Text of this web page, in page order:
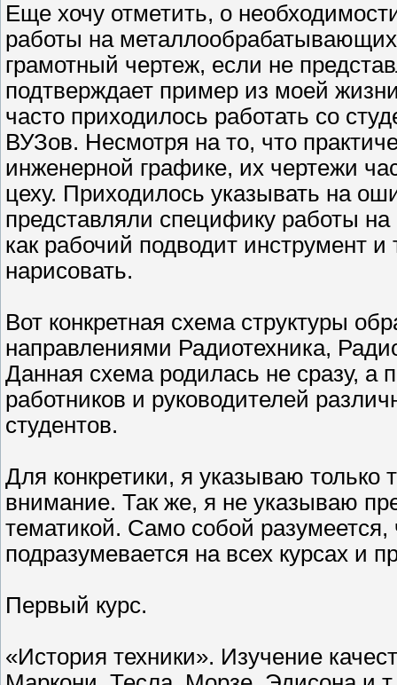
Еще хочу отметить, о
работы на
грамотный чертеж, если не
подтверждает пример из моей
часто приходилось работать со
ВУЗов. Несмотря на то, что
инженерной графике, их чертежи
цеху. Приходилось указывать на
представляли специфику работы
как рабочий подводит инструмент и
нарисовать.
Вот конкретная схема структуры
направлениями Радиотехника,
Данная схема родилась не сразу, а
работников и руководителей
студентов.
Для конкретики, я указываю только
внимание. Так же, я не указываю
тематикой. Само собой
подразумевается на всех курсах и
Первый курс.
«История техники». Изучение